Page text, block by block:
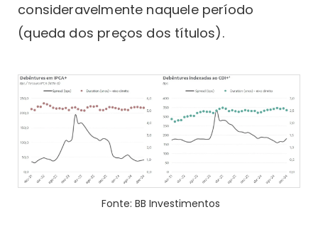
consideravelmente naquele período
(queda dos preços dos títulos).
Fonte: BB Investimentos